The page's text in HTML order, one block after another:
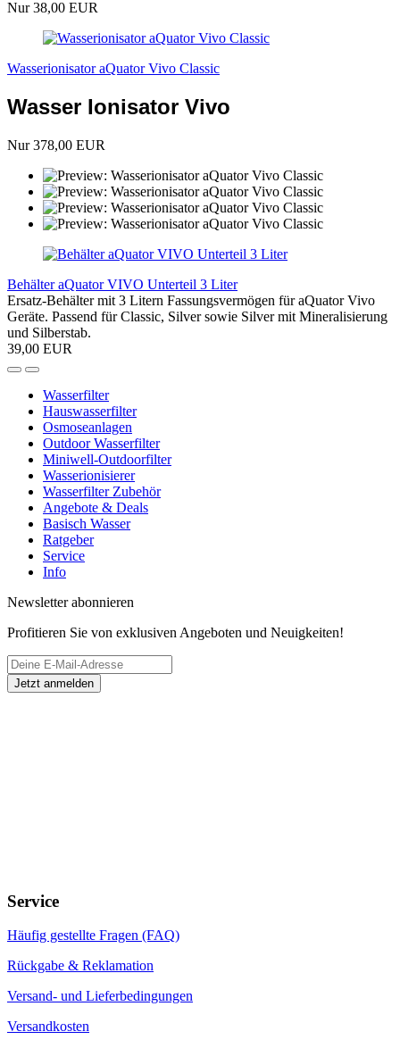
Nur 38,00 EUR
Wasserionisator aQuator Vivo Classic
Wasser Ionisator Vivo
Nur 378,00 EUR
Behälter aQuator VIVO Unterteil 3 Liter
Ersatz-Behälter mit 3 Litern Fassungsvermögen für aQuator Vivo
Geräte. Passend für Classic, Silver sowie Silver mit Mineralisierung
und Silberstab.
39,00 EUR
Wasserfilter
Hauswasserfilter
Osmoseanlagen
Outdoor Wasserfilter
Miniwell-Outdoorfilter
Wasserionisierer
Wasserfilter Zubehör
Angebote & Deals
Basisch Wasser
Ratgeber
Service
Info
Newsletter abonnieren
Profitieren Sie von exklusiven Angeboten und Neuigkeiten!
Service
Häufig gestellte Fragen (FAQ)
Rückgabe & Reklamation
Versand- und Lieferbedingungen
Versandkosten